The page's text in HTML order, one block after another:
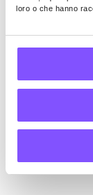
loro o che hanno
pensare,
quantità
reddito
opzione